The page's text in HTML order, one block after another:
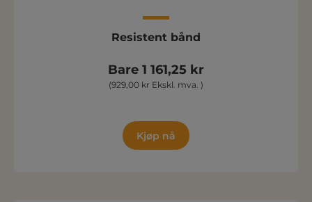
Resistent bånd
Bare 1 161,25 kr
(929,00 kr Ekskl. mva. )
Kjøp nå